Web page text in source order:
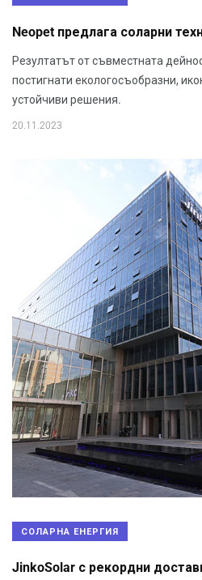
Neopet предлага соларни
Резултатът от съвместната
постигнати екологосъобразни,
устойчиви решения.
20.11.2023
СОЛАРНА ЕНЕРГИЯ
JinkoSolar с рекордни